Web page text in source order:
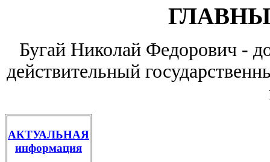
Бугай Николай Федорович -
действительный
АКТУАЛЬНАЯ
информация